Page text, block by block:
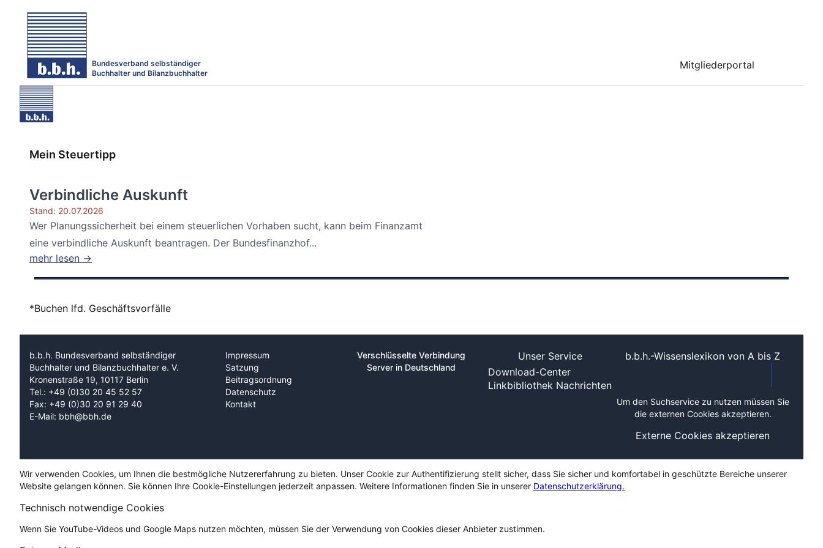
Bundesverband selbständiger
Buchhalter und Bilanzbuchhalter
Mitgliederportal
Mein Steuertipp
Verbindliche Auskunft
Stand: 20.07.2026
Wer Planungssicherheit bei einem steuerlichen Vorhaben sucht, kann beim Finanzamt
eine verbindliche Auskunft beantragen. Der Bundesfinanzhof...
mehr lesen →
*Buchen lfd. Geschäftsvorfälle
b.b.h. Bundesverband selbständiger
Buchhalter und Bilanzbuchhalter e. V.
Kronenstraße 19, 10117 Berlin
Tel.: +49 (0)30 20 45 52 57
Fax: +49 (0)30 20 91 29 40
E-Mail: bbh@bbh.de
Impressum
Satzung
Beitragsordnung
Datenschutz
Kontakt
Verschlüsselte Verbindung
Server in Deutschland
Unser Service
Download-Center
Linkbibliothek Nachrichten
b.b.h.-Wissenslexikon von A bis Z
Um den Suchservice zu nutzen müssen Sie
die externen Cookies akzeptieren.
Externe Cookies akzeptieren
Wir verwenden Cookies, um Ihnen die bestmögliche Nutzererfahrung zu bieten. Unser Cookie zur Authentifizierung stellt sicher, dass Sie sicher und komfortabel in geschützte Bereiche unserer
Website gelangen können. Sie können Ihre Cookie-Einstellungen jederzeit anpassen. Weitere Informationen finden Sie in unserer Datenschutzerklärung.
Technisch notwendige Cookies
Wenn Sie YouTube-Videos und Google Maps nutzen möchten, müssen Sie der Verwendung von Cookies dieser Anbieter zustimmen.